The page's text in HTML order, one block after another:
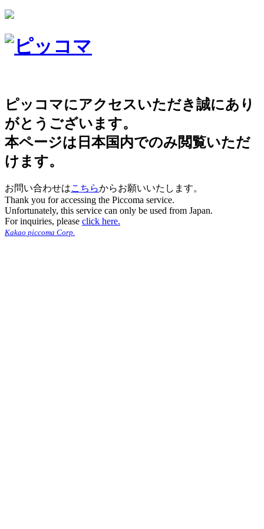
ピッコマにアクセスいただき誠にあり
がとうございます。
本ページは日本国内でのみ閲覧いただ
けます。
お問い合わせはこちらからお願いいたします。
Thank you for accessing the Piccoma service.
Unfortunately, this service can only be used from Japan.
For inquiries, please click here.
Kakao piccoma Corp.